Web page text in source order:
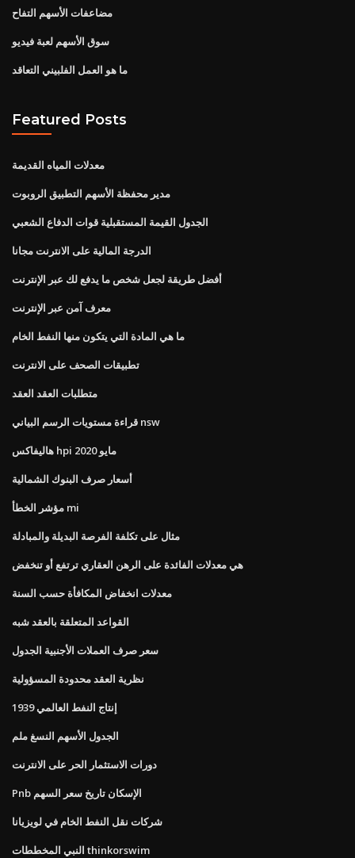
مضاعفات الأسهم التفاح
سوق الأسهم لعبة فيديو
ما هو العمل الفلبيني التعاقد
Featured Posts
معدلات المياه القديمة
مدير محفظة الأسهم التطبيق الروبوت
الجدول القيمة المستقبلية قوات الدفاع الشعبي
الدرجة المالية على الانترنت مجانا
أفضل طريقة لجعل شخص ما يدفع لك عبر الإنترنت
معرف آمن عبر الإنترنت
ما هي المادة التي يتكون منها النفط الخام
تطبيقات الصحف على الانترنت
متطلبات العقد العقد
قراءة مستويات الرسم البياني nsw
هاليفاكس hpi مايو 2020
أسعار صرف البنوك الشمالية
مؤشر الخطأ mi
مثال على تكلفة الفرصة البديلة والمبادلة
هي معدلات الفائدة على الرهن العقاري ترتفع أو تنخفض
معدلات انخفاض المكافأة حسب السنة
القواعد المتعلقة بالعقد شبه
سعر صرف العملات الأجنبية الجدول
نظرية العقد محدودة المسؤولية
إنتاج النفط العالمي 1939
الجدول الأسهم النسغ ملم
دورات الاستثمار الحر على الانترنت
Pnb الإسكان تاريخ سعر السهم
شركات نقل النفط الخام في لويزيانا
النبي المخططات thinkorswim